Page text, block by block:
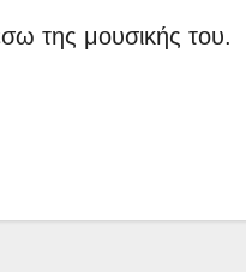
της μουσικής του.